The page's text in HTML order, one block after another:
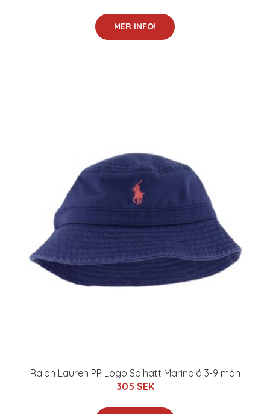
MER INFO!
Ralph Lauren PP Logo Solhatt Marinblå 3-9 mån
305 SEK